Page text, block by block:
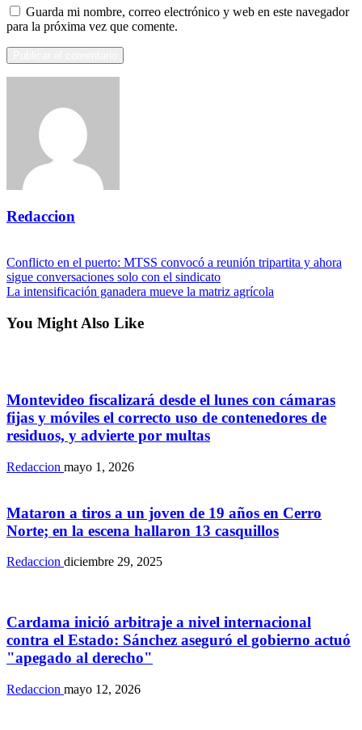
Guarda mi nombre, correo electrónico y web en este navegador
para la próxima vez que comente.
Redaccion
Navegación
de
Previous
Post
Conflicto en el puerto: MTSS convocó a reunión tripartita y ahora
sigue conversaciones solo con el sindicato
Next
La intensificación ganadera mueve la matriz agrícola
You Might Also Like
Montevideo fiscalizará desde el lunes con cámaras
fijas y móviles el correcto uso de contenedores de
residuos, y advierte por multas
Redaccion mayo 1, 2026
Mataron a tiros a un joven de 19 años en Cerro
Norte; en la escena hallaron 13 casquillos
Redaccion diciembre 29, 2025
Cardama inició arbitraje a nivel internacional
contra el Estado: Sánchez aseguró el gobierno actuó
"apegado al derecho"
Redaccion mayo 12, 2026